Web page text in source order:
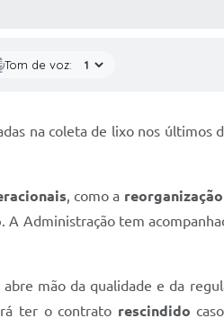
Tom de voz:
na coleta de lixo nos últimos
, como a
. A Administração tem
mão da qualidade e da
ter o contrato rescindido